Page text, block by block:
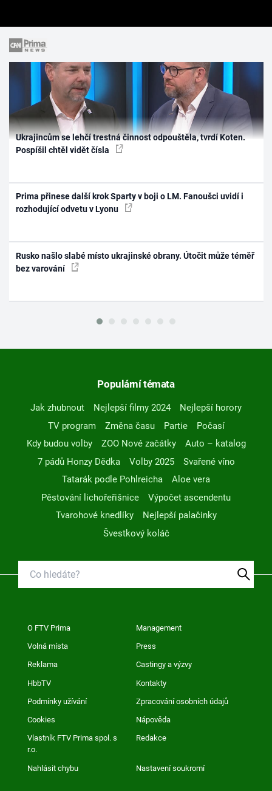
Ukrajincům se lehčí trestná činnost odpouštěla, tvrdí Koten.
Pospíšil chtěl vidět čísla
Prima přinese další krok Sparty v boji o LM. Fanoušci uvidí i
rozhodující odvetu v Lyonu
Rusko našlo slabé místo ukrajinské obrany. Útočit může téměř
bez varování
Populární témata
Jak zhubnout Nejlepší filmy 2024
Nejlepší horory
TV program
Změna času Partie
Počasí
Kdy budou volby
ZOO Nové začátky
Auto – katalog
7 pádů Honzy Dědka
Volby 2025
Svařené víno
Tatarák podle Pohlreicha
Aloe vera
Pěstování lichořeřišnice
Výpočet ascendentu
Tvarohové knedlíky
Nejlepší palačinky
Švestkový koláč
O FTV Prima Management
Volná místa Press
Reklama Castingy a výzvy
HbbTV Kontakty
Podmínky užívání Zpracování osobních údajů
Cookies Nápověda
Vlastník FTV Prima spol. s
r.o.
Redakce
Nahlásit chybu Nastavení soukromí